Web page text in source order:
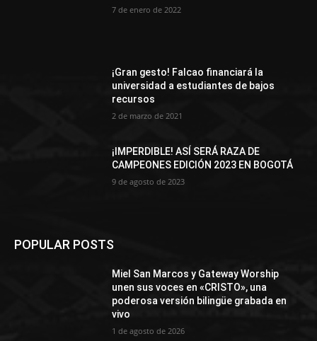
7 de enero de 2022
¡Gran gesto! Falcao financiará la
universidad a estudiantes de bajos
recursos
2 de marzo de 2021
¡IMPERDIBLE! ASÍ SERÁ RAZA DE
CAMPEONES EDICIÓN 2023 EN BOGOTÁ
9 de agosto de 2023
POPULAR POSTS
Miel San Marcos y Gateway Worship
unen sus voces en «CRISTO», una
poderosa versión bilingüe grabada en
vivo
1 de agosto de 2026